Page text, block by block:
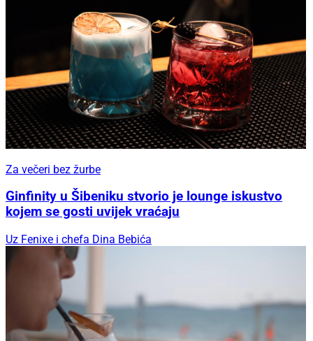
Za večeri bez žurbe
Ginfinity u Šibeniku stvorio je lounge iskustvo
kojem se gosti uvijek vraćaju
Uz Fenixe i chefa Dina Bebića